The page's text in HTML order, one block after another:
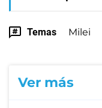
Temas Milei
Ver más